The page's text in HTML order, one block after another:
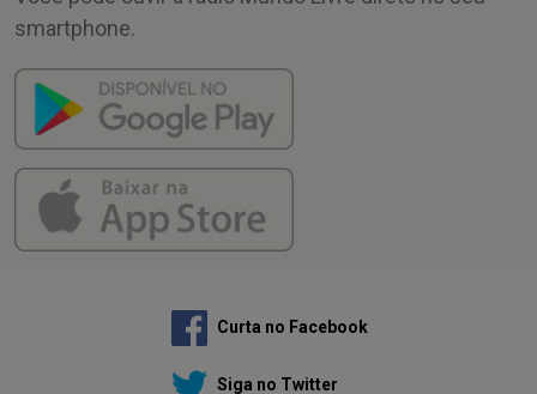
smartphone.
Curta no Facebook
Siga no Twitter